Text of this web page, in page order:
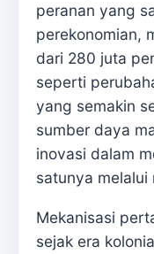
peranan yang
perekonomian,
dari 280 juta
seperti
yang semakin
sumber daya
inovasi dalam
satunya melalui
Mekanisasi
sejak era